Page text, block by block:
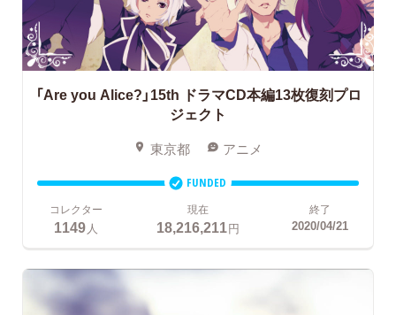
「Are you Alice?」15th ドラマCD本編13枚復刻プロ
ジェクト
東京都 アニメ
FUNDED
コレクター
1149 人
現在
18,216,211円
終了
2020/04/21